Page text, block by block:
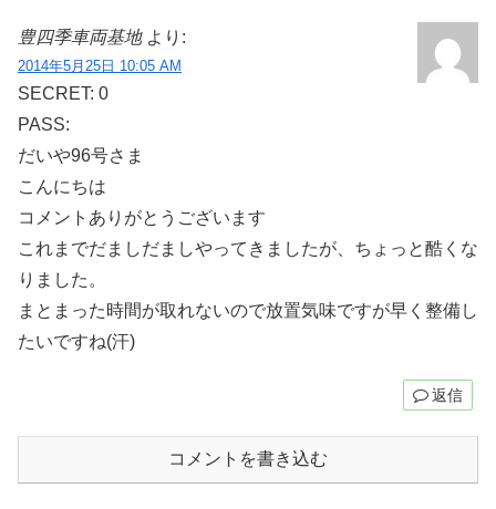
豊四季車両基地 より:
2014年5月25日 10:05 AM
SECRET: 0
PASS:
だいや96号さま
こんにちは
コメントありがとうございます
これまでだましだましやってきましたが、ちょっと酷くな
りました。
まとまった時間が取れないので放置気味ですが早く整備し
たいですね(汗)
返信
コメントを書き込む